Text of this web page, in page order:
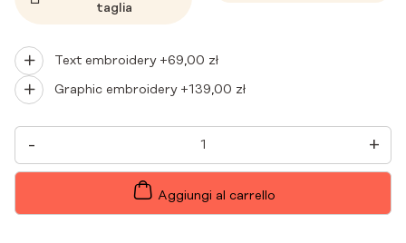
taglia
Text embroidery +69,00 zł
Graphic embroidery +139,00 zł
-
TUNICA
DONNA
A
+
Aggiungi al carrello